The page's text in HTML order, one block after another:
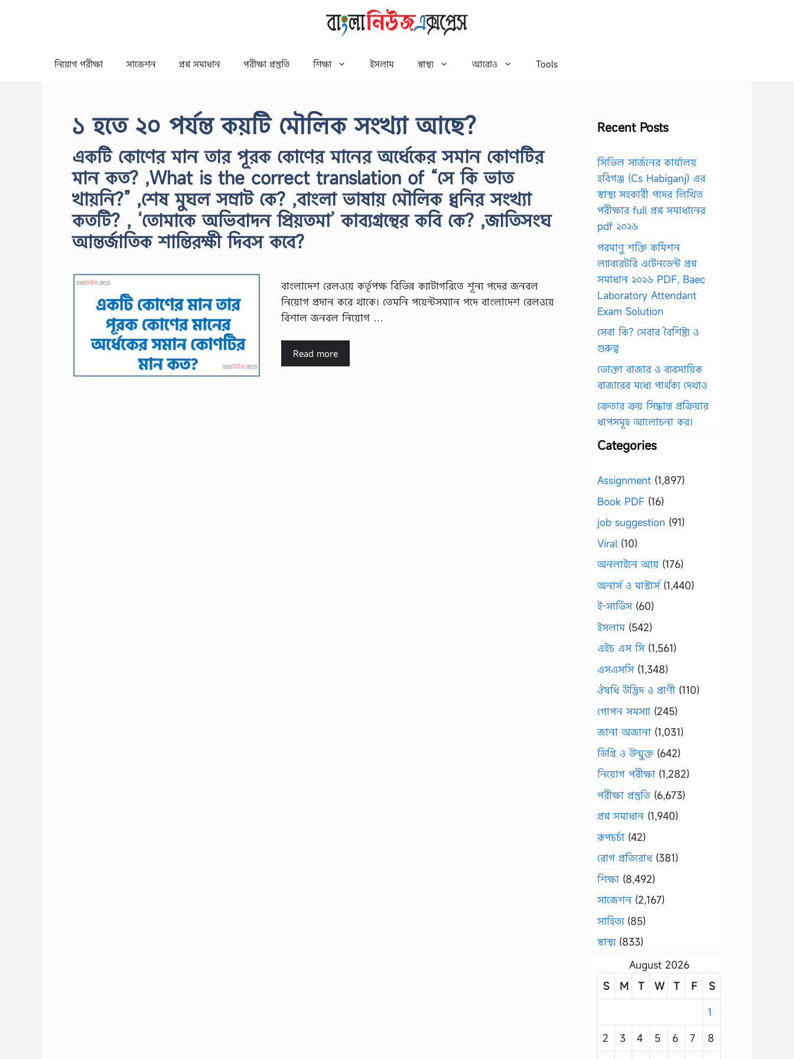
নিয়োগ পরীক্ষা সাজেশন প্রশ্ন সমাধান পরীক্ষা প্রস্তুতি শিক্ষা ইসলাম স্বাস্থ্য আরোও Tools
১ হতে ২০ পর্যন্ত কয়টি মৌলিক সংখ্যা আছে?
একটি কোণের মান তার পূরক কোণের মানের অর্ধেকের সমান কোণটির
মান কত? ,What is the correct translation of “সে কি ভাত
খায়নি?” ,শেষ মুঘল সম্রাট কে? ,বাংলা ভাষায় মৌলিক ধ্বনির সংখ্যা
কতটি? , ‘তোমাকে অভিবাদন প্রিয়তমা’ কাব্যগ্রন্থের কবি কে? ,জাতিসংঘ
আন্তর্জাতিক শান্তিরক্ষী দিবস কবে?
বাংলাদেশ রেলওয়ে কর্তৃপক্ষ বিভিন্ন ক্যাটাগরিতে শূন্য পদের জনবল
নিয়োগ প্রদান করে থাকে। তেমনি পয়েন্টসম্যান পদে বাংলাদেশ রেলওয়ে
বিশাল জনবল নিয়োগ …
Read more
Recent Posts
সিভিল সার্জনের কার্যালয়
হবিগঞ্জ (Cs Habiganj) এর
স্বাস্থ্য সহকারী পদের লিখিত
পরীক্ষার full প্রশ্ন সমাধানের
pdf ২০২৬
পরমাণু শক্তি কমিশন
ল্যাবরেটরি এটেনডেন্ট প্রশ্ন
সমাধান ২০২৬ PDF, Baec
Laboratory Attendant
Exam Solution
সেবা কি? সেবার বৈশিষ্ট্য ও
গুরুত্ব
ভোক্তা বাজার ও ব্যবসায়িক
বাজারের মধ্যে পার্থক্য দেখাও
ক্রেতার ক্রয় সিদ্ধান্ত প্রক্রিয়ার
ধাপসমূহ আলোচনা কর।
Categories
Assignment (1,897)
Book PDF (16)
job suggestion (91)
Viral (10)
অনলাইনে আয় (176)
অনার্স ও মাস্টার্স(1,440)
ই-সার্ভিস(60)
ইসলাম(542)
এইচ এস সি(1,561)
এসএসসি(1,348)
ঔষধি উদ্ভিদ ও প্রাণী (110)
গোপন সমস্যা (245)
জানা অজানা (1,031)
ডিগ্রি ও উন্মুক্ত (642)
নিয়োগ পরীক্ষা (1,282)
পরীক্ষা প্রস্তুতি (6,673)
প্রশ্ন সমাধান (1,940)
রূপচর্চা (42)
রোগ প্রতিরোধ(381)
শিক্ষা (8,492)
সাজেশন (2,167)
সাহিত্য(85)
স্বাস্থ্য(833)
August 2026
S
M T W T F
S
1
2
3 4 5 6 7
8